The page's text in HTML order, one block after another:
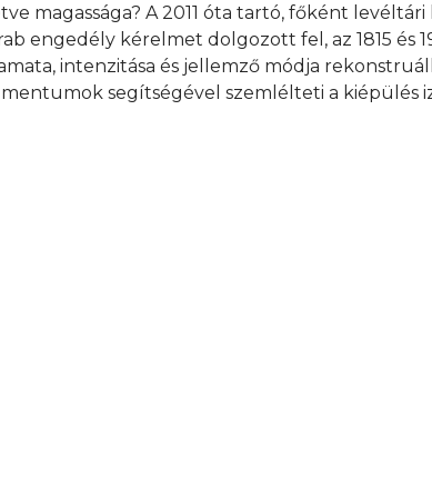
magassága? A 2011 óta tartó, főként levéltári
engedély kérelmet dolgozott fel, az 1815 és
intenzitása és jellemző módja
segítségével szemlélteti a kiépülés